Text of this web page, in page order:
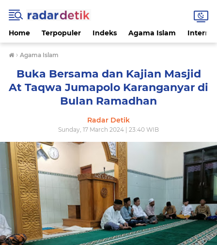
Home Terpopuler Indeks Agama Islam
› Agama Islam
Buka Bersama dan Kajian Masjid
At Taqwa Jumapolo Karanganyar di
Bulan Ramadhan
Radar Detik
Sunday, 17 March 2024 | 23:40 WIB